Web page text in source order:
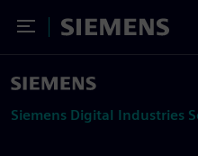
Toggle Menu
Siemens
Siemens Digital Industries